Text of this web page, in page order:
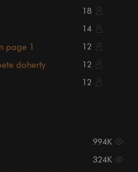
18
14
page 1 12
doherty 12
12
994K
324K